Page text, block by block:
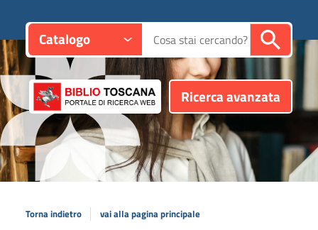
Catalogo Cerca su "Catalogo"
Ricerca avanzata
Torna indietro vai alla pagina principale